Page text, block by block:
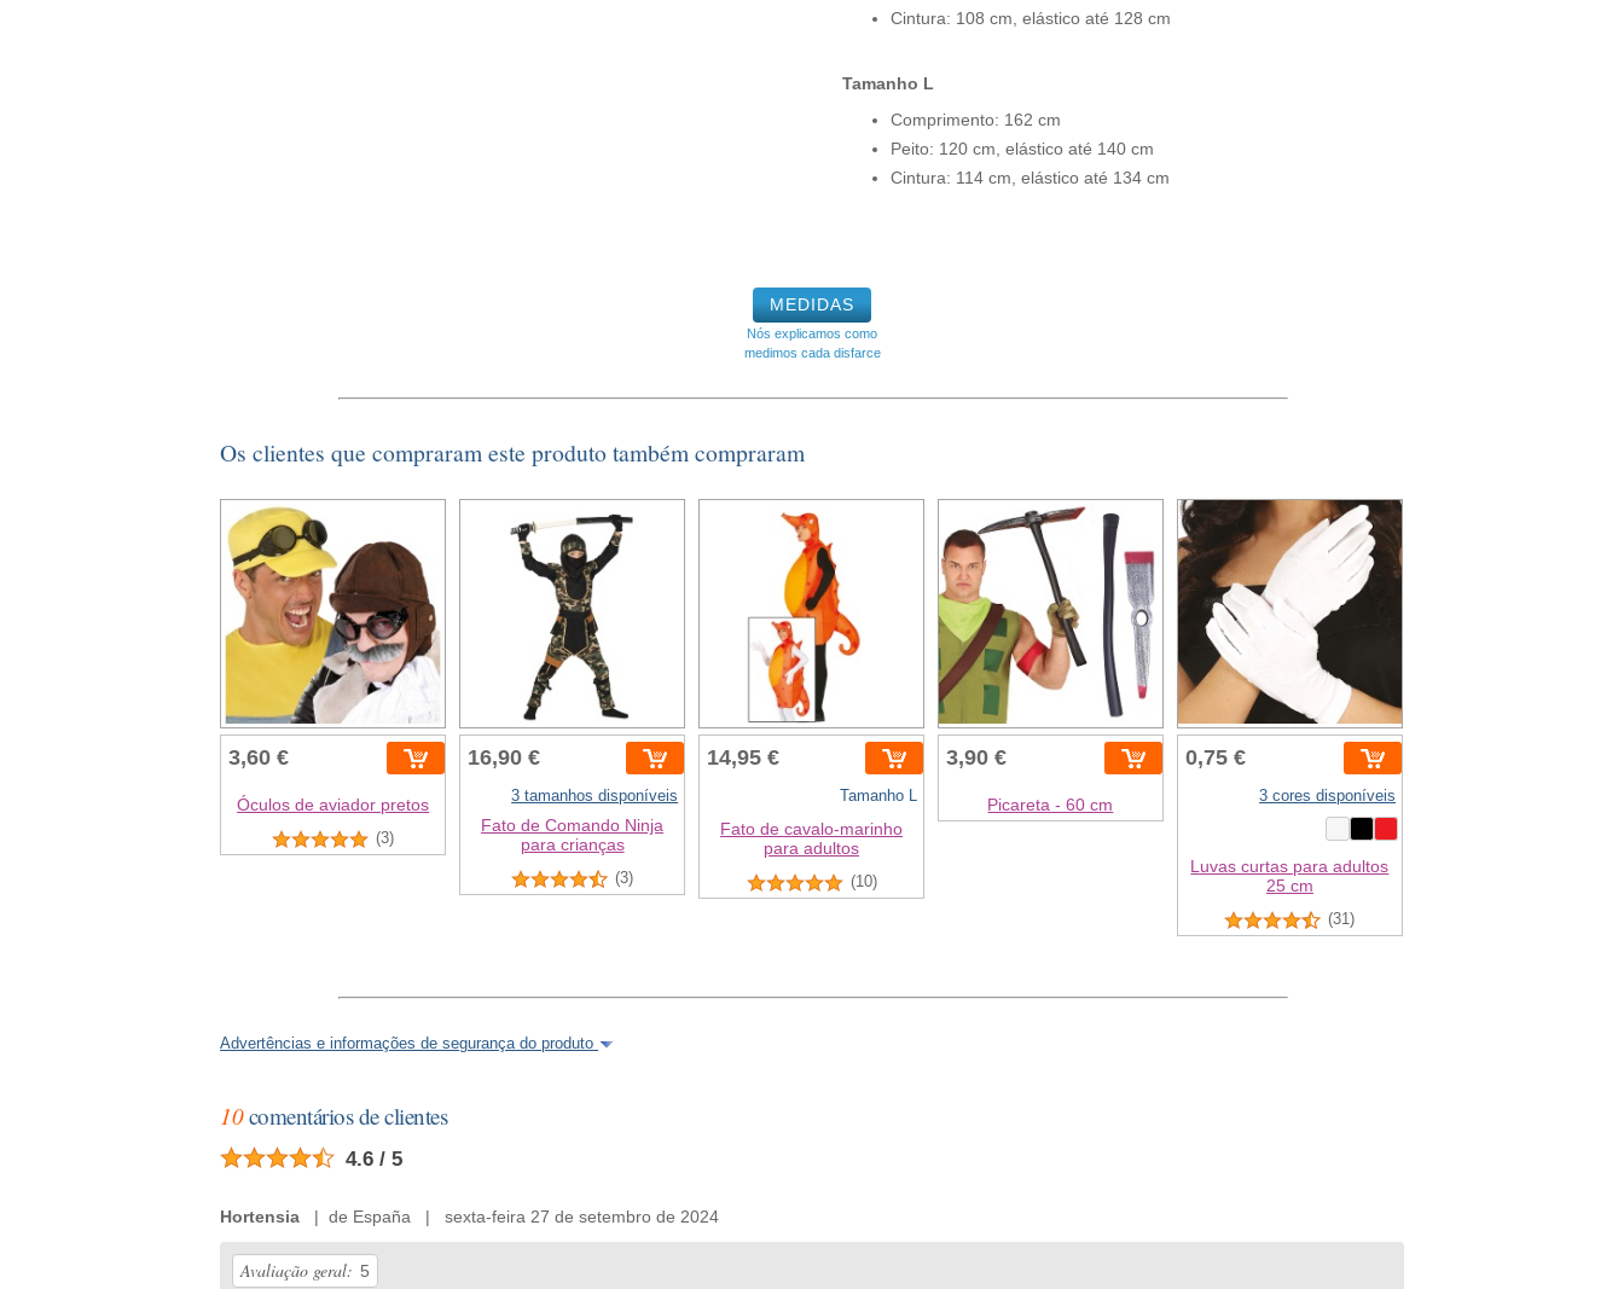
Cintura: 108 cm, elástico até 128 cm
Tamanho L
Comprimento: 162 cm
Peito: 120 cm, elástico até 140 cm
Cintura: 114 cm, elástico até 134 cm
MEDIDAS
Nós explicamos como
medimos cada disfarce
Os clientes que compraram este produto também compraram
3,60 €
Óculos de aviador pretos
(3)
16,90 €
3 tamanhos disponíveis
Fato de Comando Ninja
para crianças
(3)
14,95 €
Tamanho L
Fato de cavalo-marinho
para adultos
(10)
3,90 €
Picareta - 60 cm
0,75 €
3 cores disponíveis
Luvas curtas para adultos
25 cm
(31)
Advertências e informações de segurança do produto
10comentários de clientes
4.6 / 5
Hortensia | de España | sexta-feira 27 de setembro de 2024
Avaliação geral: 5